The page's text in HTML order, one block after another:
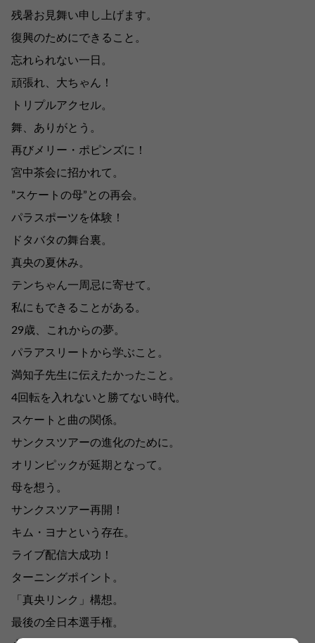
残暑お見舞い申し上げます。
復興のためにできること。
忘れられない一日。
頑張れ、大ちゃん！
トリプルアクセル。
舞、ありがとう。
再びメリー・ポピンズに！
宮中茶会に招かれて。
”スケートの母”との再会。
パラスポーツを体験！
ドタバタの舞台裏。
真央の夏休み。
テンちゃん一周忌に寄せて。
私にもできることがある。
29歳、これからの夢。
パラアスリートから学ぶこと。
満知子先生に伝えたかったこと。
4回転を入れないと勝てない時代。
スケートと曲の関係。
サンクスツアーの進化のために。
オリンピックが延期となって。
母を想う。
サンクスツアー再開！
キム・ヨナという存在。
ライブ配信大成功！
ターニングポイント。
「真央リンク」構想。
最後の全日本選手権。